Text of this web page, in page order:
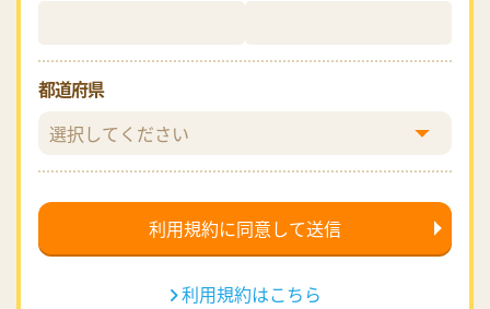
都道府県
利用規約はこちら